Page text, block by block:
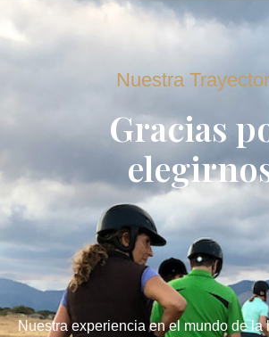
Nuestra
Gracias
Nuestra experiencia en el mundo de la